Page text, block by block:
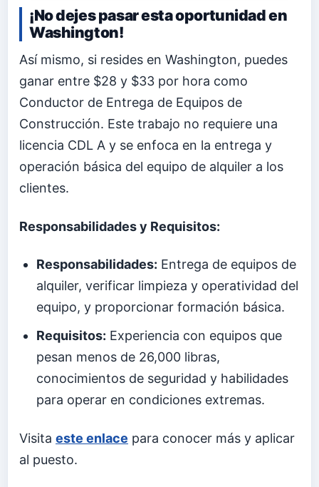
¡No dejes pasar esta oportunidad en
Washington!
Así mismo, si resides en Washington, puedes
ganar entre $28 y $33 por hora como
Conductor de Entrega de Equipos de
Construcción. Este trabajo no requiere una
licencia CDL A y se enfoca en la entrega y
operación básica del equipo de alquiler a los
clientes.
Responsabilidades y Requisitos:
Responsabilidades: Entrega de equipos de
alquiler, verificar limpieza y operatividad del
equipo, y proporcionar formación básica.
Requisitos: Experiencia con equipos que
pesan menos de 26,000 libras,
conocimientos de seguridad y habilidades
para operar en condiciones extremas.
Visita este enlace para conocer más y aplicar
al puesto.